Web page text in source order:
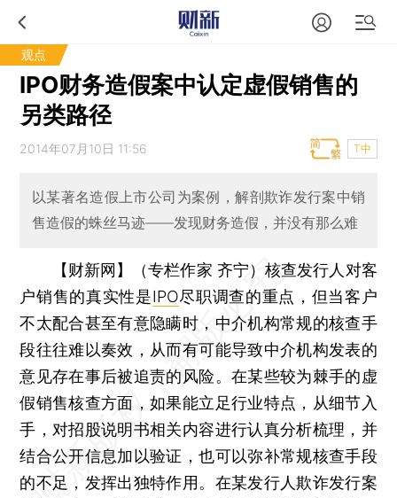
观点
IPO财务造假案中认定虚假销售的
另类路径
2014年07月10日 11:56 T中
以某著名造假上市公司为案例，解剖欺诈发行案中销
售造假的蛛丝马迹——发现财务造假，并没有那么难
【财新网】（专栏作家 齐宁）核查发行人对客
户销售的真实性是IPO尽职调查的重点，但当客户
不太配合甚至有意隐瞒时，中介机构常规的核查手
段往往难以奏效，从而有可能导致中介机构发表的
意见存在事后被追责的风险。在某些较为棘手的虚
假销售核查方面，如果能立足行业特点，从细节入
手，对招股说明书相关内容进行认真分析梳理，并
结合公开信息加以验证，也可以弥补常规核查手段
的不足，发挥出独特作用。在某发行人欺诈发行案